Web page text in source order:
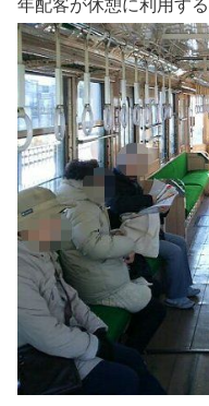
年配客が休憩に利用する